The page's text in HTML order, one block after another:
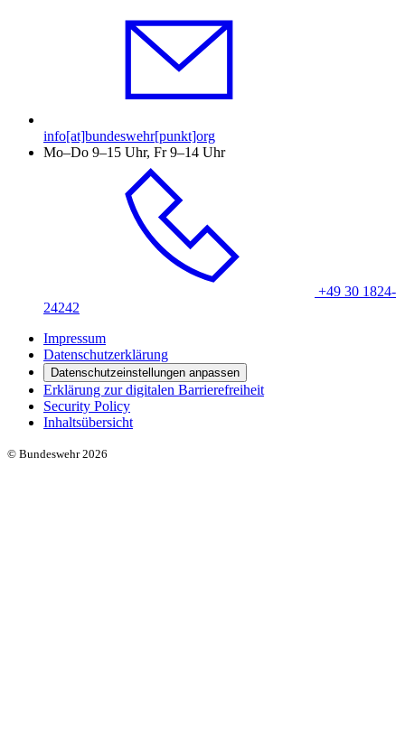
info[at]bundeswehr[punkt]org
Mo–Do 9–15 Uhr, Fr 9–14 Uhr
+49 30 1824-
24242
Impressum
Datenschutzerklärung
Datenschutzeinstellungen anpassen
Erklärung zur digitalen Barrierefreiheit
Security Policy
Inhaltsübersicht
© Bundeswehr 2026